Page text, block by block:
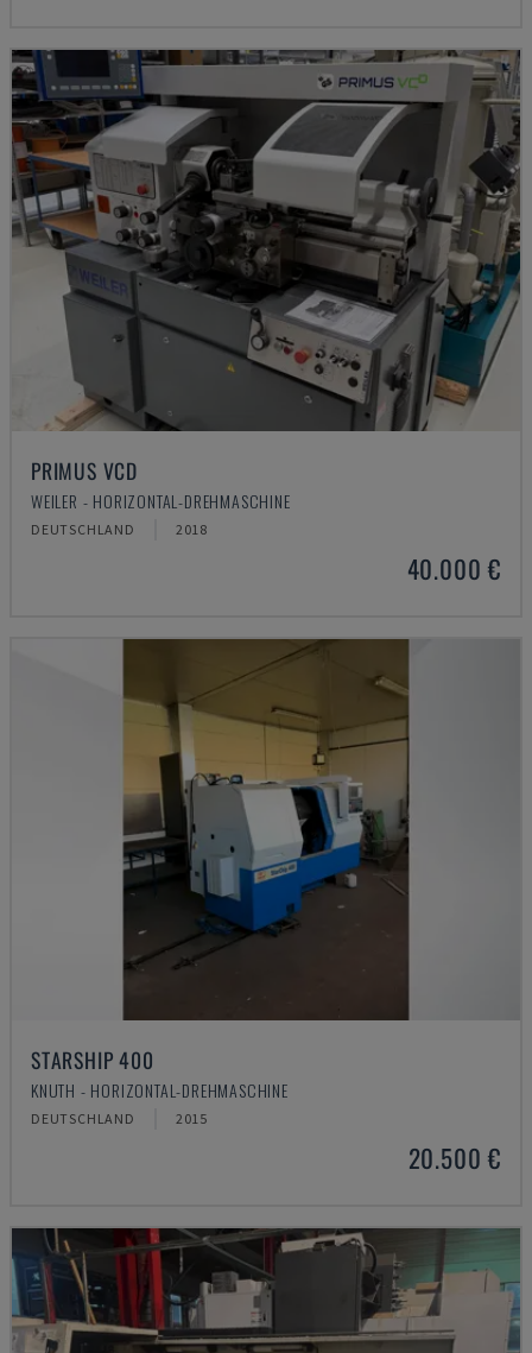
PRIMUS VCD
WEILER - HORIZONTAL-DREHMASCHINE
DEUTSCHLAND 2018
40.000 €
STARSHIP 400
KNUTH - HORIZONTAL-DREHMASCHINE
DEUTSCHLAND 2015
20.500 €